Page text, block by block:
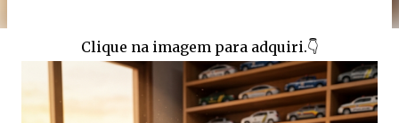
Clique na imagem para adquiri.👇